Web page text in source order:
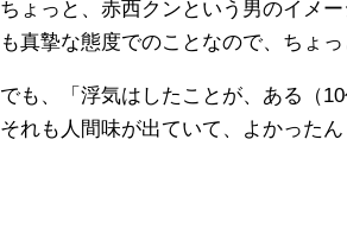
ちょっと、赤西クンという男のイメ
も真摯な態度でのことなので、ちょ
でも、「浮気はしたことが、ある（
それも人間味が出ていて、よかったん